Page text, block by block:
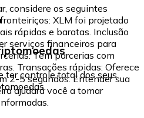
considere os seguintes
XLM foi projetado
rápidas e baratas. Inclusão
serviços financeiros para
Tem parcerias com
Transações rápidas: Oferece
2-5 segundos. Entender sua
ajudará você a tomar
ter controle total dos seus